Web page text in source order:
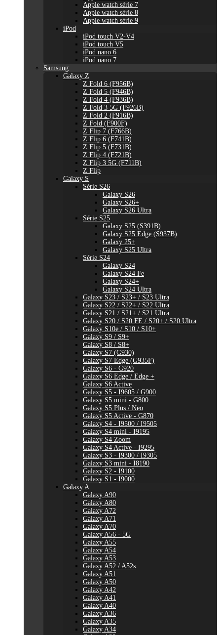
Apple watch série 7
Apple watch série 8
Apple watch série 9
iPod
iPod touch V2-V4
iPod touch V5
iPod nano 6
iPod nano 7
Samsung
Galaxy Z
Z Fold 6 (F956B)
Z Fold 5 (F946B)
Z Fold 4 (F936B)
Z Fold 3 5G (F926B)
Z Fold 2 (F916B)
Z Fold (F900F)
Z Flip 7 (F766B)
Z Flip 6 (F741B)
Z Flip 5 (F731B)
Z Flip 4 (F721B)
Z Flip 3 5G (F711B)
Z Flip
Galaxy S
Série S26
Galaxy S26
Galaxy S26+
Galaxy S26 Ultra
Série S25
Galaxy S25 (S391B)
Galaxy S25 Edge (S937B)
Galaxy 25+
Galaxy S25 Ultra
Série S24
Galaxy S24
Galaxy S24 Fe
Galaxy S24+
Galaxy S24 Ultra
Galaxy S23 / S23+ / S23 Ultra
Galaxy S22 / S22+ / S22 Ultra
Galaxy S21 / S21+ / S21 Ultra
Galaxy S20 / S20 FE / S20+ / S20 Ultra
Galaxy S10e / S10 / S10+
Galaxy S9 / S9+
Galaxy S8 / S8+
Galaxy S7 (G930)
Galaxy S7 Edge (G935F)
Galaxy S6 - G920
Galaxy S6 Edge / Edge +
Galaxy S6 Active
Galaxy S5 - I9605 / G900
Galaxy S5 mini - G800
Galaxy S5 Plus / Neo
Galaxy S5 Active - G870
Galaxy S4 - I9500 / I9505
Galaxy S4 mini - I9195
Galaxy S4 Zoom
Galaxy S4 Active - I9295
Galaxy S3 - I9300 / I9305
Galaxy S3 mini - I8190
Galaxy S2 - I9100
Galaxy S1 - I9000
Galaxy A
Galaxy A90
Galaxy A80
Galaxy A72
Galaxy A71
Galaxy A70
Galaxy A56 - 5G
Galaxy A55
Galaxy A54
Galaxy A53
Galaxy A52 / A52s
Galaxy A51
Galaxy A50
Galaxy A42
Galaxy A41
Galaxy A40
Galaxy A36
Galaxy A35
Galaxy A34